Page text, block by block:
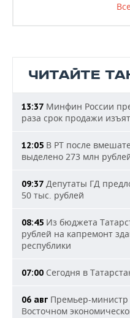
ЧИТАЙТЕ
13:37 Минфин России
раза срок продажи
12:05 В РТ после
выделено 273 млн
09:37 Депутаты ГД
50 тыс. рублей
08:45 Из бюджета
рублей на капремонт
республики
07:00 Сегодня в
06 авг Премьер-
Восточном